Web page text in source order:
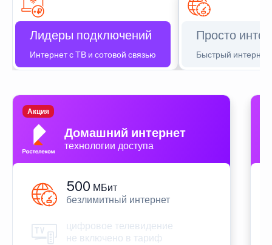
Лидеры подключений
Интернет с ТВ и сотовой связью
Просто
Быстрый интернет
Домашний интернет
технологии доступа
Акция
500 МБит
безлимитный интернет
цифровое телевидение
не включено в тариф